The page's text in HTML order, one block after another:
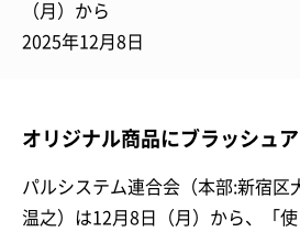
（月）から
2025年12月8日
オリジナル商品にブラッシュ
パルシステム連合会（本部:新宿区
温之）は12月8日（月）から、「